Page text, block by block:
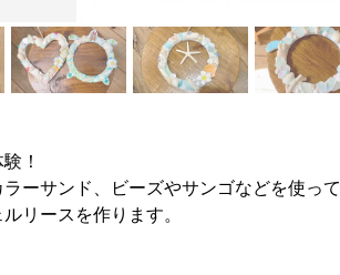
！
ーサンド、ビーズやサンゴなどを使って
リースを作ります。